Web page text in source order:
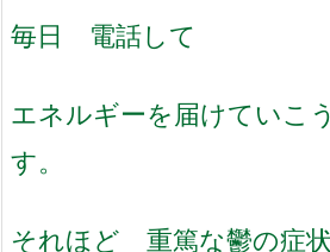
毎日 電話して
エネルギーを届けていこ
す。
それほど 重篤な鬱の症